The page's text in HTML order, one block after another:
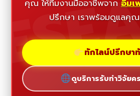
คุณ ให้ทีมงานมืออาชีพจาก อิมเ
ปรึกษา เราพร้อมดูแลคุ
ทักไลน์ปรึกษา
ดูบริการรับทำวิจัยค